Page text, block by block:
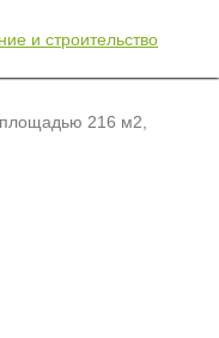
площадью 216 м2,